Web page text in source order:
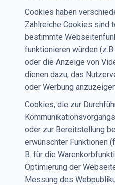
Cookies haben
Zahlreiche Cookies sind
bestimmte
funktionieren würden
oder die Anzeige von
dienen dazu, das
oder Werbung
Cookies, die zur
oder zur Bereitstellung
erwünschter Funktionen
B. für die
Optimierung der
Messung des